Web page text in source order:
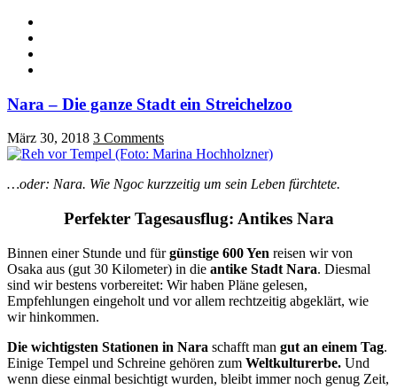
Nara – Die ganze Stadt ein Streichelzoo
März 30, 2018 3 Comments
…oder: Nara. Wie Ngoc kurzzeitig um sein Leben fürchtete.
Perfekter Tagesausflug: Antikes Nara
Binnen einer Stunde und fürgünstige 600 Yen reisen wir von
Osaka aus (gut 30 Kilometer) in die antike Stadt Nara. Diesmal
sind wir bestens vorbereitet: Wir haben Pläne gelesen,
Empfehlungen eingeholt und vor allem rechtzeitig abgeklärt, wie
wir hinkommen.
Die wichtigsten Stationen in Nara schafft man gut an einem Tag.
Einige Tempel und Schreine gehören zum Weltkulturerbe. Und
wenn diese einmal besichtigt wurden, bleibt immer noch genug Zeit,